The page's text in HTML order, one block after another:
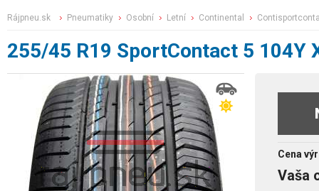
rájpneu.sk pneumatiky osobní letní continental
255/45 R19 SportContact 5 104Y
Cena
Vaša